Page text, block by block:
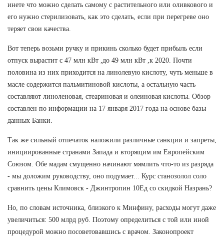
инете что можно сделать самому с растительного или оливкового и
его нужно стерилизовать, как это сделать, если при перегреве оно
теряет свои качества.
Вот теперь возьми ручку и прикинь сколько будет прибыль если
отпуск вырастит с 47 млн кВт ,до 49 млн кВт ,к 2020. Почти
половина из них приходится на линолевую кислоту, чуть меньше в
масле содержится пальмитиновой кислоты, а остальную часть
составляют линоленовая, стеариновая и олеиновая кислоты. Обзор
составлен по информации на 17 января 2017 года на основе базы
данных Банки.
Так же сильный отпечаток наложили различные санкции и запреты,
инициированные странами Запада и вторящим им Европейским
Союзом. Обе мадам смущенно начинают мямлить что-то из разряда
- мы доложим руководству, оно подумает... Курс станозолол соло
сравнить цены Климовск - Джинтропин 10Ед со скидкой Назрань?
Но, по словам источника, близкого к Минфину, расходы могут даже
увеличиться: 500 млрд руб. Поэтому определиться с той или иной
процедурой можно посоветовавшись с врачом. Законопроект